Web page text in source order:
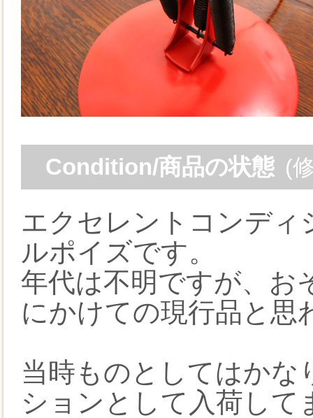
Condition/商品の状態 (
エクセレントコンデ
ルポイズです。
年代は不明ですが、お
にかけての現行品と思
当時ものとしてはかな
ションとして入荷して